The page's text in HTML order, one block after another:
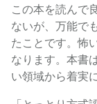
この本を読んで
ないが、万能で
たことです。怖
なります。本書
い領域から着実